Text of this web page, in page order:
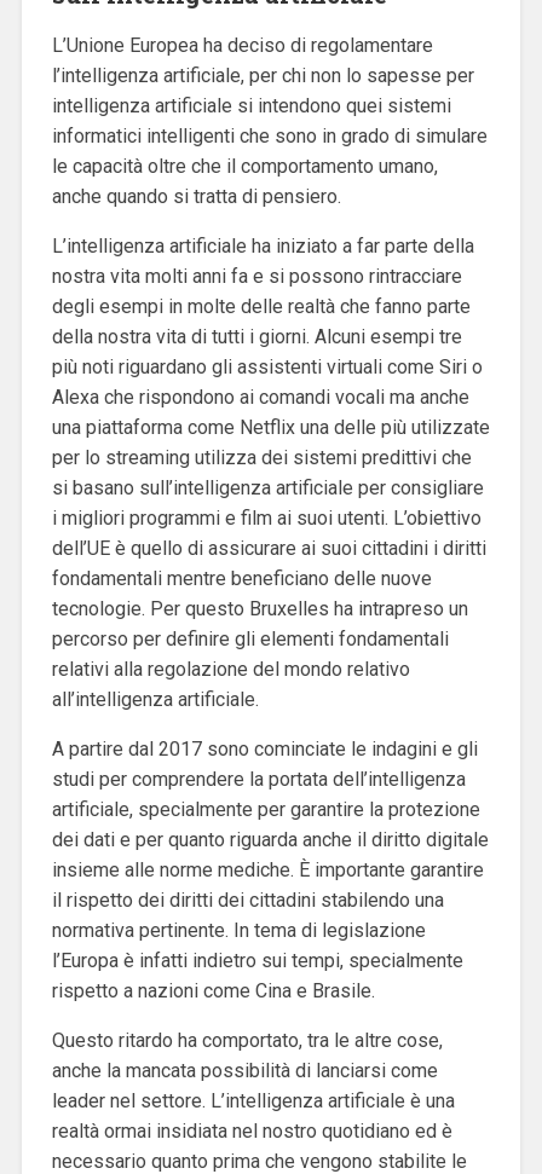
L’Unione Europea ha deciso di regolamentare
l’intelligenza artificiale, per chi non lo sapesse per
intelligenza artificiale si intendono quei sistemi
informatici intelligenti che sono in grado di simulare
le capacità oltre che il comportamento umano,
anche quando si tratta di pensiero.
L’intelligenza artificiale ha iniziato a far parte della
nostra vita molti anni fa e si possono rintracciare
degli esempi in molte delle realtà che fanno parte
della nostra vita di tutti i giorni. Alcuni esempi tre
più noti riguardano gli assistenti virtuali come Siri o
Alexa che rispondono ai comandi vocali ma anche
una piattaforma come Netflix una delle più utilizzate
per lo streaming utilizza dei sistemi predittivi che
si basano sull’intelligenza artificiale per consigliare
i migliori programmi e film ai suoi utenti. L’obiettivo
dell’UE è quello di assicurare ai suoi cittadini i diritti
fondamentali mentre beneficiano delle nuove
tecnologie. Per questo Bruxelles ha intrapreso un
percorso per definire gli elementi fondamentali
relativi alla regolazione del mondo relativo
all’intelligenza artificiale.
A partire dal 2017 sono cominciate le indagini e gli
studi per comprendere la portata dell’intelligenza
artificiale, specialmente per garantire la protezione
dei dati e per quanto riguarda anche il diritto digitale
insieme alle norme mediche. È importante garantire
il rispetto dei diritti dei cittadini stabilendo una
normativa pertinente. In tema di legislazione
l’Europa è infatti indietro sui tempi, specialmente
rispetto a nazioni come Cina e Brasile.
Questo ritardo ha comportato, tra le altre cose,
anche la mancata possibilità di lanciarsi come
leader nel settore. L’intelligenza artificiale è una
realtà ormai insidiata nel nostro quotidiano ed è
necessario quanto prima che vengono stabilite le